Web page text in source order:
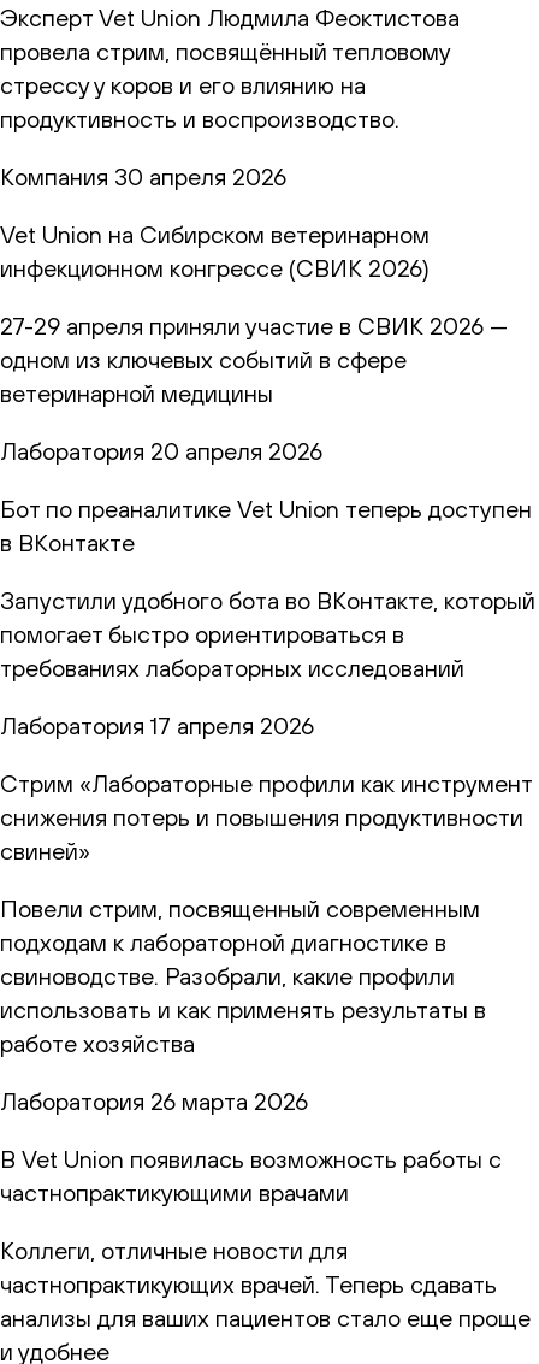
Эксперт Vet Union Людмила Феоктистова
провела стрим, посвящённый тепловому
стрессу у коров и его влиянию на
продуктивность и воспроизводство.
Компания 30 апреля 2026
Vet Union на Сибирском ветеринарном
инфекционном конгрессе (СВИК 2026)
27-29 апреля приняли участие в СВИК 2026 —
одном из ключевых событий в сфере
ветеринарной медицины
Лаборатория 20 апреля 2026
Бот по преаналитике Vet Union теперь доступен
в ВКонтакте
Запустили удобного бота во ВКонтакте, который
помогает быстро ориентироваться в
требованиях лабораторных исследований
Лаборатория 17 апреля 2026
Стрим «Лабораторные профили как инструмент
снижения потерь и повышения продуктивности
свиней»
Повели стрим, посвященный современным
подходам к лабораторной диагностике в
свиноводстве. Разобрали, какие профили
использовать и как применять результаты в
работе хозяйства
Лаборатория 26 марта 2026
В Vet Union появилась возможность работы с
частнопрактикующими врачами
Коллеги, отличные новости для
частнопрактикующих врачей. Теперь сдавать
анализы для ваших пациентов стало еще проще
и удобнее